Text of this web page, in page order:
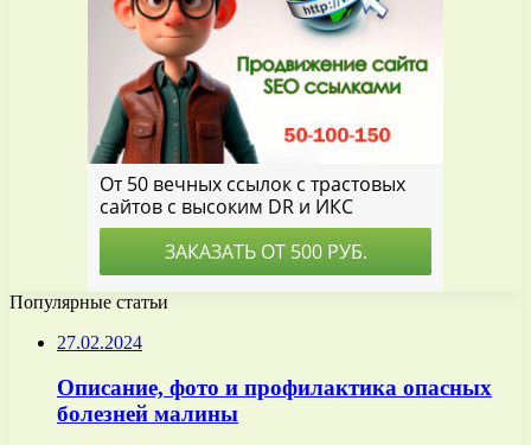
Популярные статьи
27.02.2024
Описание, фото и профилактика опасных
болезней малины